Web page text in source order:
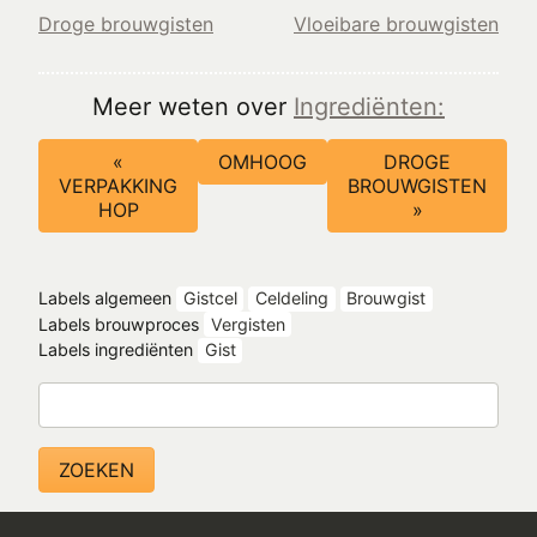
Droge brouwgisten Vloeibare brouwgisten
Meer weten over Ingrediënten:
Boeknavigatie-
links
voor
«
VERPAKKING
HOP
OMHOOG
DROGE
BROUWGISTEN
»
Labels algemeen Gistcel Celdeling
Brouwgist
Labels brouwproces Vergisten
Labels ingrediënten
Gist